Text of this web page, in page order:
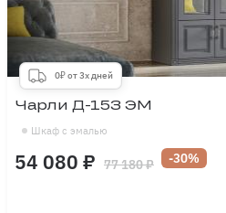
0₽ от 3х дней
Шкаф с эмалью
Чарли Д-15З ЭМ
54 080 ₽ 77 180 ₽ -30%